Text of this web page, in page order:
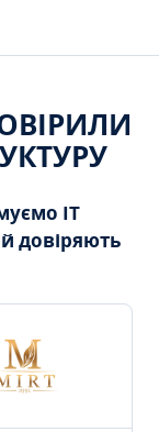
ІТ
довіряють